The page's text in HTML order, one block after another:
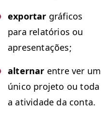
expor­tar grá­fi­cos
para relatórios ou
apresentações;
alternar entre ver um
úni­co pro­je­to ou toda
a ativi­dade da conta.